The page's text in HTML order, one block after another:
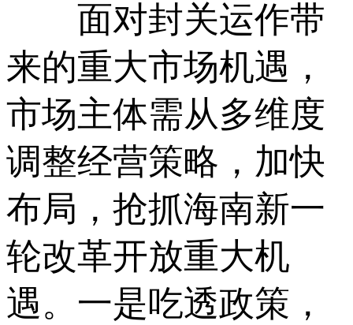
面对封关运作带
来的重大市场机遇，
市场主体需从多维度
调整经营策略，加快
布局，抢抓海南新一
轮改革开放重大机
遇。一是吃透政策，